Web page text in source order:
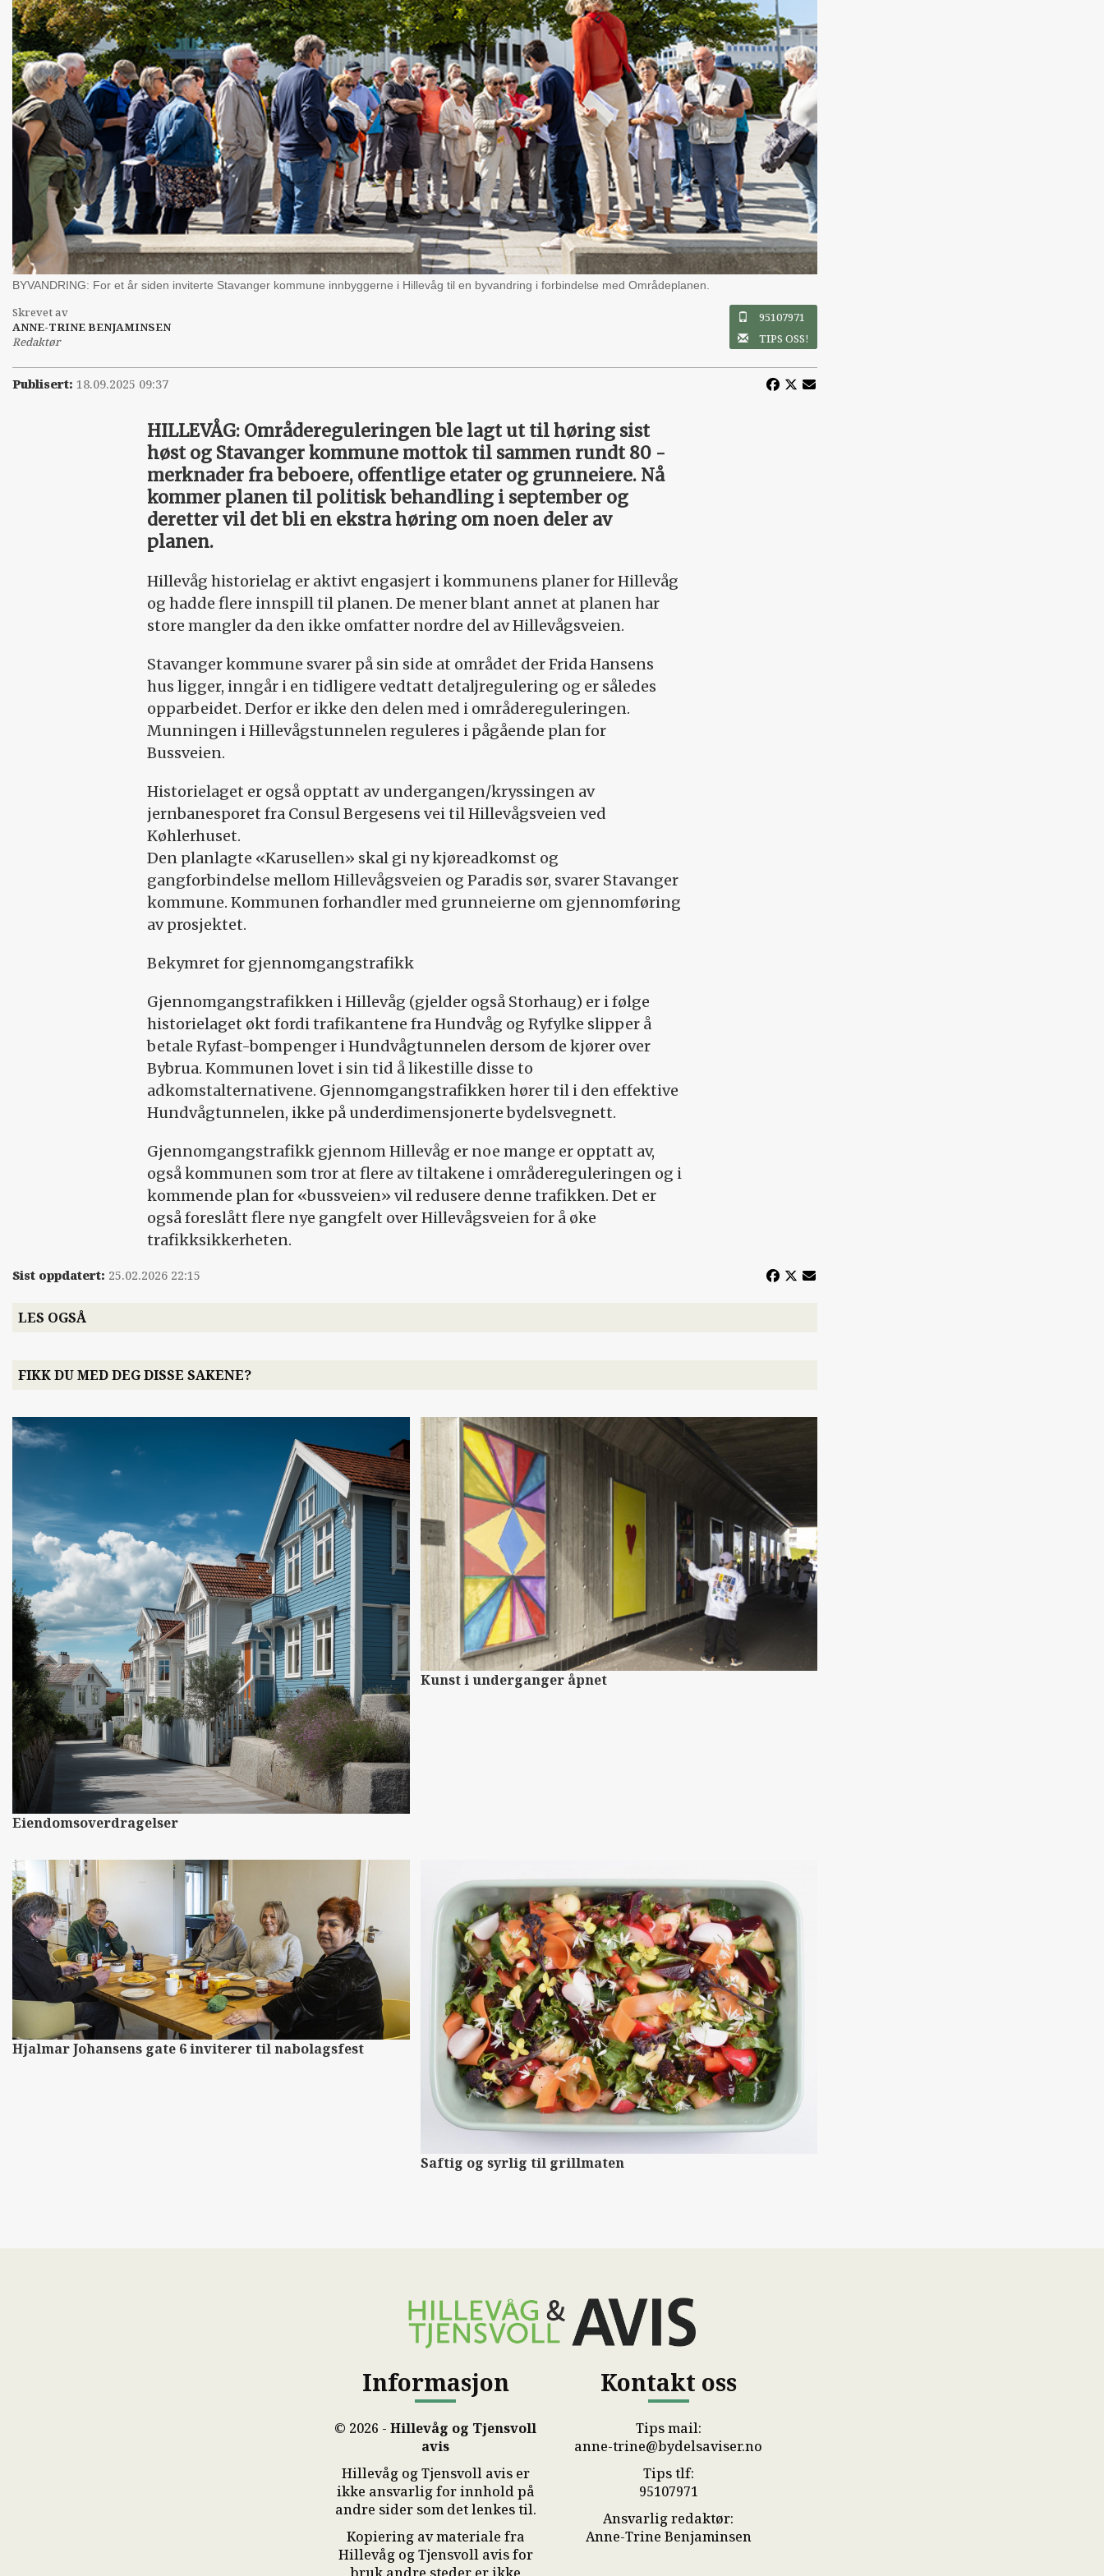
BYVANDRING: For et år siden inviterte Stavanger kommune innbyggerne i Hillevåg til en byvandring i forbindelse med Områdeplanen.
Skrevet av
ANNE-TRINE BENJAMINSEN
Redaktør
95107971
TIPS OSS!
Publisert: 18.09.2025 09:37
HILLEVÅG: Områdereguleringen ble lagt ut til høring sist
høst og Stavanger kommune mottok til sammen rundt 80 ­
merknader fra beboere, offentlige etater og grunneiere. Nå
kommer ­planen til politisk behandling i september og
deretter vil det bli en ekstra høring om noen deler av
planen.
Hillevåg historielag er aktivt engasjert i kommunens planer for Hillevåg
og hadde flere innspill til planen. De mener blant annet at planen har
store mangler da den ikke omfatter nordre del av Hillevågsveien.
Stavanger kommune svarer på sin side at området der Frida Hansens
hus ligger, inngår i en tidligere vedtatt detaljregulering og er således
opparbeidet. Derfor er ikke den delen med i områdereguleringen.
Munningen i Hillevågstunnelen reguleres i pågående plan for
Bussveien.
Historielaget er også opptatt av undergangen/kryssingen av
jernbanesporet fra Consul Bergesens vei til Hillevågsveien ved
Køhlerhuset.
Den planlagte «Karusellen» skal gi ny kjøreadkomst og
gangforbindelse mellom Hillevågsveien og Paradis sør, svarer Stavanger
kommune. Kommunen forhandler med grunneierne om gjennomføring
av prosjektet.
Bekymret for gjennomgangstrafikk
Gjennomgangstrafikken i Hillevåg (gjelder også Storhaug) er i følge
historielaget økt fordi trafikantene fra Hundvåg og Ryfylke slipper å
betale Ryfast-bompenger i Hundvågtunnelen dersom de kjører over
Bybrua. Kommunen lovet i sin tid å likestille disse to
adkomstalternativene. Gjennomgangstrafikken hører til i den effektive
Hundvågtunnelen, ikke på underdimensjonerte bydelsvegnett.
Gjennomgangstrafikk gjennom Hille­­­våg er noe mange er opptatt av,
også kommunen som tror at flere av tiltakene i områdereguleringen og i
kommende plan for «bussveien» vil redusere denne trafikken. Det er
også foreslått flere nye gangfelt over Hillevågsveien for å øke
trafikksikkerheten.
Sist oppdatert: 25.02.2026 22:15
LES OGSÅ
FIKK DU MED DEG DISSE SAKENE?
Eiendomsoverdragelser
Kunst i underganger åpnet
Hjalmar Johansens gate 6 inviterer til nabolagsfest
Saftig og syrlig til grillmaten
Informasjon
© 2026 -Hillevåg og Tjensvoll
avis
Hillevåg og Tjensvoll avis er
ikke ansvarlig for innhold på
andre sider som det lenkes til.
Kopiering av materiale fra
Hillevåg og Tjensvoll avis for
Kontakt oss
Tips mail:
anne-trine@bydelsaviser.no
Tips tlf:
95107971
Ansvarlig redaktør:
Anne-Trine Benjaminsen